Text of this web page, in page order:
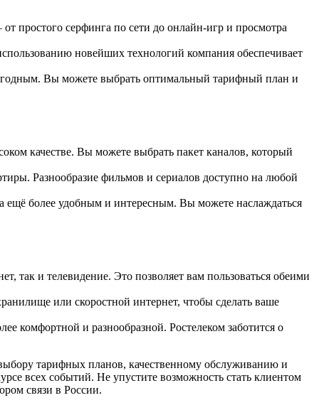
простого серфинга по сети до онлайн-игр и просмотра
новейших технологий компания обеспечивает
Вы можете выбрать оптимальный тарифный план и
качестве. Вы можете выбрать пакет каналов, который
Разнообразие фильмов и сериалов доступно на любой
ещё более удобным и интересным. Вы можете наслаждаться
так и телевидение. Это позволяет вам пользоваться обеими
или скоростной интернет, чтобы сделать ваше
комфортной и разнообразной. Ростелеком заботится о
тарифных планов, качественному обслуживанию и
всех событий. Не упустите возможность стать клиентом
связи в России.